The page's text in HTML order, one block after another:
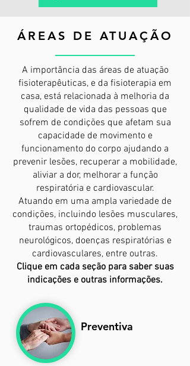
ÁREAS DE ATUAÇÃO
A importância das áreas de atuação
fisioterapêuticas, e da fisioterapia em
casa, está relacionada à melhoria da
qualidade de vida das pessoas que
sofrem de condições que afetam sua
capacidade de movimento e
funcionamento do corpo ajudando a
prevenir lesões, recuperar a mobilidade,
aliviar a dor, melhorar a função
respiratória e cardiovascular.
Atuando em uma ampla variedade de
condições, incluindo lesões musculares,
traumas ortopédicos, problemas
neurológicos, doenças respiratórias e
cardiovasculares, entre outras.
Clique em cada seção para saber suas
indicações e outras informações.
Preventiva